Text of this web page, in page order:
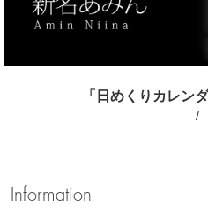
「日めくりカレン
/
Information